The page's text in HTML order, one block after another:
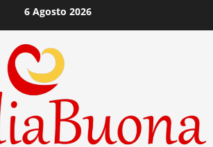
6 Agosto 2026